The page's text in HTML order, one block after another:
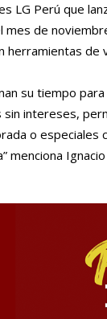
LG Perú que
de
herramientas de
su tiempo
intereses,
o especiales
menciona